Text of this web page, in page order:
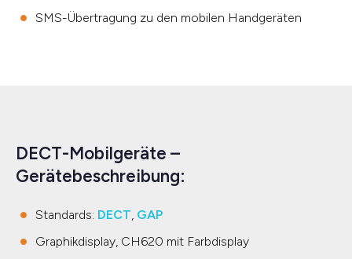
SMS-Übertragung zu den mobilen Handgeräten
DECT-Mobilgeräte –
Gerätebeschreibung:
Standards: DECT GAP
Graphikdisplay, CH620 mit Farbdisplay